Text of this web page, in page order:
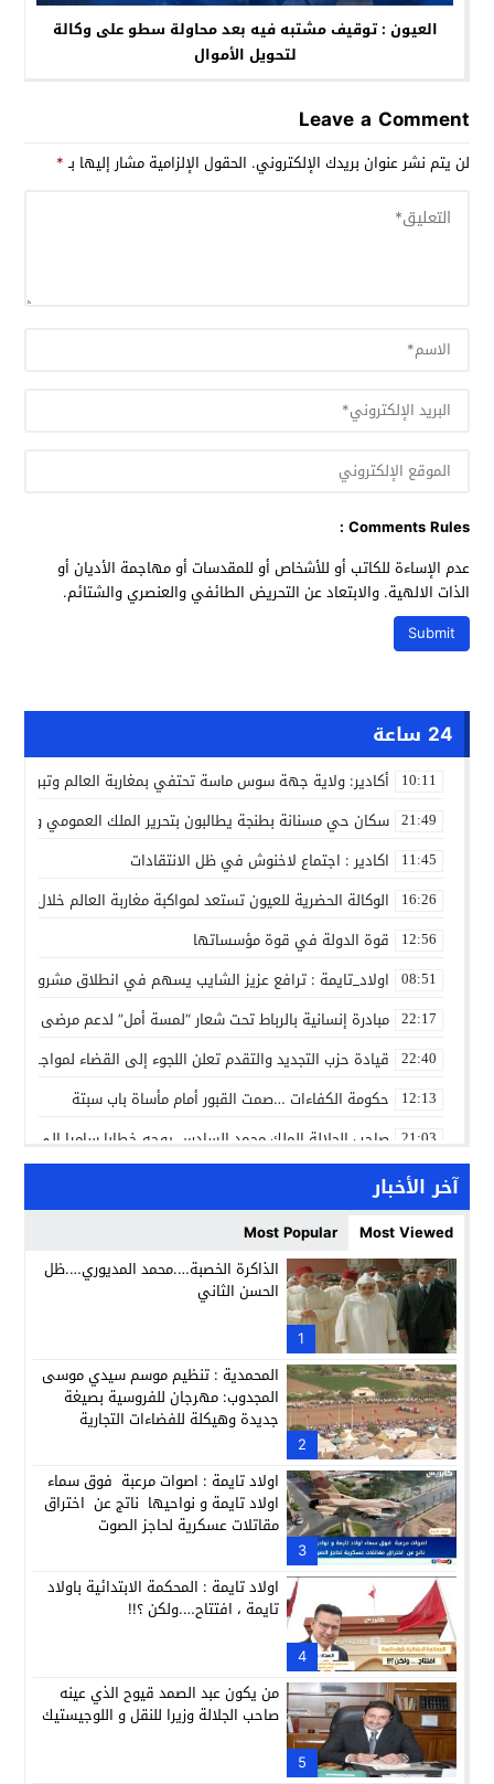
العيون : توقيف مشتبه فيه بعد محاولة سطو على وكالة
لتحويل الأموال
Leave a Comment
لن يتم نشر عنوان بريدك الإلكتروني. الحقول الإلزامية مشار إليها بـ*
Comments Rules :
عدم الإساءة للكاتب أو للأشخاص أو للمقدسات أو مهاجمة الأديان أو
الذات الالهية. والابتعاد عن التحريض الطائفي والعنصري والشتائم.
24 ساعة
10:11 أكادير: ولاية جهة سوس ماسة تحتفي بمغاربة العالم وتبرز
21:49 سكان حي مسنانة بطنجة يطالبون بتحرير الملك العمومي
11:45 اكادير : اجتماع لاخنوش في ظل الانتقادات
16:26 الوكالة الحضرية للعيون تستعد لمواكبة مغاربة العالم خلال
12:56 قوة الدولة في قوة مؤسساتها
08:51 اولاد_تايمة : ترافع عزيز الشايب يسهم في انطلاق مشروع
22:17 مبادرة إنسانية بالرباط تحت شعار “لمسة أمل” لدعم مرضى
22:40 قيادة حزب التجديد والتقدم تعلن اللجوء إلى القضاء لمواجهة
12:13 حكومة الكفاءات …صمت القبور أمام مأساة باب سبتة
21:03 صاحب الجلالة الملك محمد السادس يوجه خطابا ساميا إلى
10:04 مسلم ينسج مع جمهوره ليلة عنوانها الكلمة الصادقة في
مؤسسة سجلماسة الخاصة للتعليم العتيق… منارة تربوية تجمع
14:57 إحياء مشروع الحي الحرفي عنوان لقاء جمع وفد من جمعية
14:24 بن كيران يهاجم “البام”: “حزب الفساد وقياداته انتهى
11:33 كمال محرر يقود استئنافية تارودانت: مسار قضائي راسخ ورؤية
آخر الأخبار
Most Viewed
Most Popular
1
الذاكرة الخصبة….محمد المديوري….ظل
الحسن الثاني
2
المحمدية : تنظيم موسم سيدي موسى
المجدوب: مهرجان للفروسية بصيغة
جديدة وهيكلة للفضاءات التجارية
3
اولاد تايمة : اصوات مرعبة فوق سماء
اولاد تايمة و نواحيها ناتج عن اختراق
مقاتلات عسكرية لحاجز الصوت
4
اولاد تايمة : المحكمة الابتدائية باولاد
تايمة ، افتتاح….ولكن ؟!!
5
من يكون عبد الصمد قيوح الذي عينه
صاحب الجلالة وزيرا للنقل و اللوجيستيك